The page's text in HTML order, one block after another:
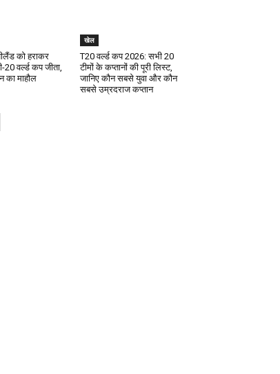
को हराकर
20 वर्ल्ड कप जीता,
का माहौल
खेल
T20 वर्ल्ड कप 2026: सभी 20
टीमों के कप्तानों की पूरी लिस्ट,
जानिए कौन सबसे युवा और कौन
सबसे उम्रदराज कप्तान